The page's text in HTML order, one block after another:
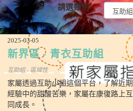
請選類別
2025-03-05
新界區 - 青衣互助組
互助組 - 區域性
家屬透過互助小組這個平台，了解近
經驗中的甜酸苦樂，家屬在康復路上
同成長。